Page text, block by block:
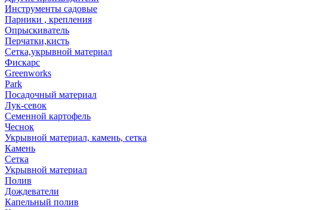
Инструменты садовые
Парники , крепления
Опрыскиватель
Перчатки,кисть
Сетка,укрывной материал
Фискарс
Greenworks
Park
Посадочный материал
Лук-севок
Семенной картофель
Чеснок
Укрывной материал, камень, сетка
Камень
Сетка
Укрывной материал
Полив
Дождеватели
Капельный полив